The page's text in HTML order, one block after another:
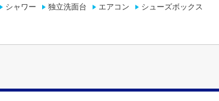
シャワー 独立洗面台 エアコン
シューズボックス